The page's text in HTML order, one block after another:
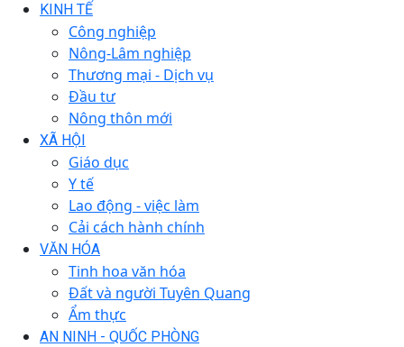
KINH TẾ
Công nghiệp
Nông-Lâm nghiệp
Thương mại - Dịch vụ
Đầu tư
Nông thôn mới
XÃ HỘI
Giáo dục
Y tế
Lao động - việc làm
Cải cách hành chính
VĂN HÓA
Tinh hoa văn hóa
Đất và người Tuyên Quang
Ẩm thực
AN NINH - QUỐC PHÒNG